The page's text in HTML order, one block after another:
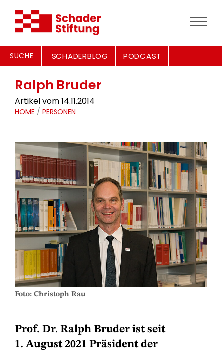
SUCHE SCHADERBLOG PODCAST
Ralph Bruder
Artikel vom 14.11.2014
HOME / PERSONEN
Foto: Christoph Rau
Prof. Dr. Ralph Bruder ist seit
1. August 2021 Präsident der